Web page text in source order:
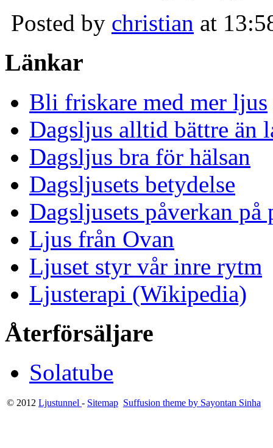
Posted by christian at
Länkar
Bli friskare med mer ljus
Dagsljus alltid bättre än
Dagsljus bra för hälsan
Dagsljusets betydelse
Dagsljusets påverkan på
Ljus från Ovan
Ljuset styr vår inre rytm
Ljusterapi (Wikipedia)
Återförsäljare
Solatube
© 2012 Ljustunnel - Sitemap Suffusion theme by Sayontan Sinha